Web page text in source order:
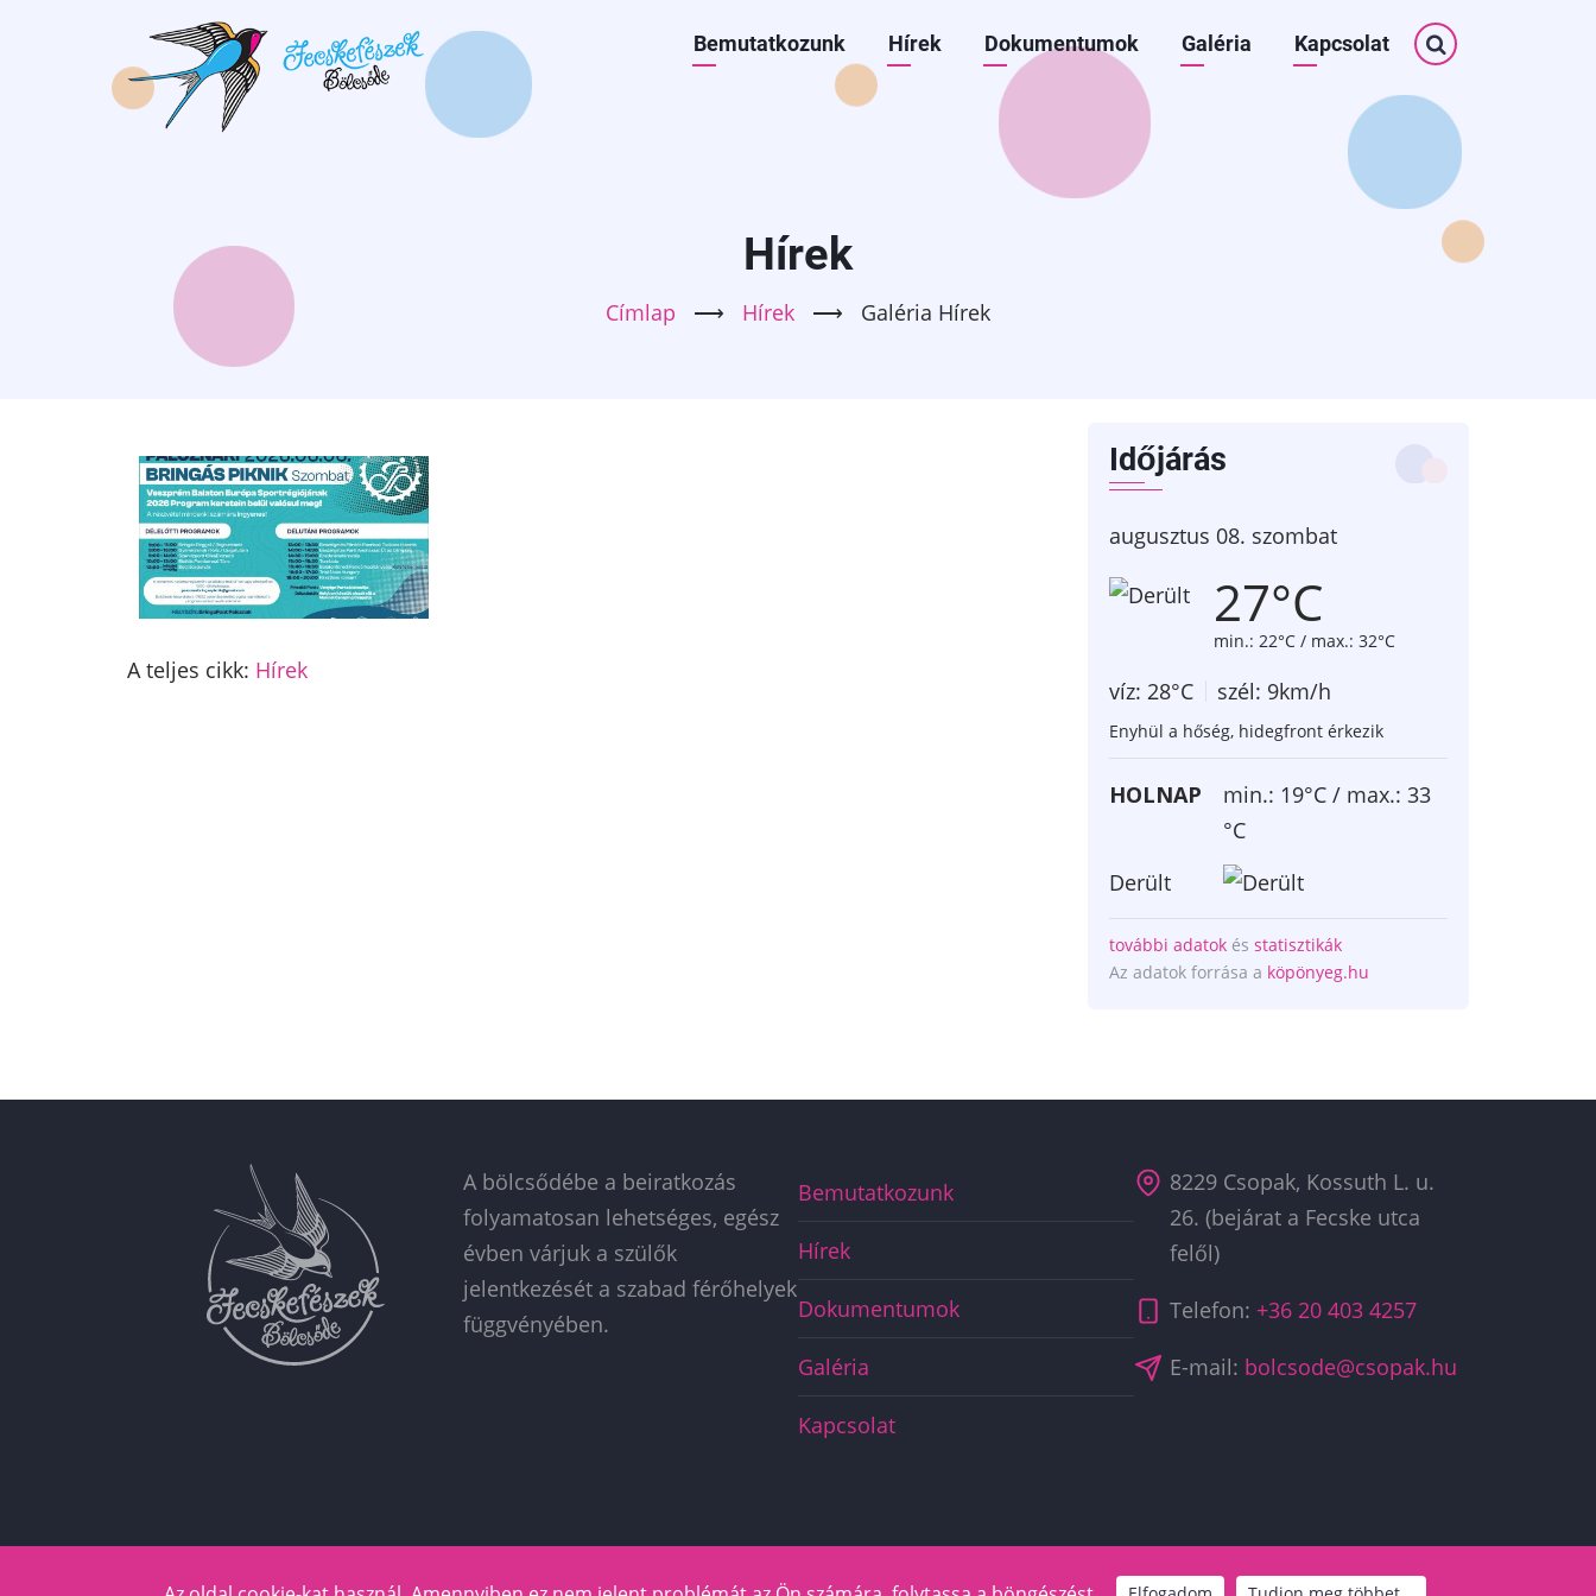
Főmenü
Bemutatkozunk Hírek Dokumentumok Galéria Kapcsolat Keresés
Hírek
Címlap ⟶ Hírek ⟶ Galéria Hírek
A teljes cikk: Hírek
Időjárás
augusztus 08. szombat
27°C
min.: 22°C / max.: 32°C
víz: 28°C szél: 9km/h
Enyhül a hőség, hidegfront érkezik
HOLNAP
min.: 19°C / max.: 33
°C
Derült
további adatok és statisztikák
Az adatok forrása a köpönyeg.hu
A bölcsődébe a beiratkozás
folyamatosan lehetséges, egész
évben várjuk a szülők
jelentkezését a szabad férőhelyek
függvényében.
Főmenü
BÖLCSŐDE
Bemutatkozunk
Hírek
Dokumentumok
Galéria
Kapcsolat
8229 Csopak, Kossuth L. u.
26. (bejárat a Fecske utca
felől)
Telefon: +36 20 403 4257
E-mail: bolcsode@csopak.hu